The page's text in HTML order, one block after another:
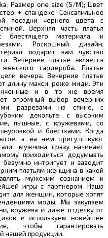
Размер one size (S/M); Цвет
+ спандекс; Сексапильное
посадки черного цвета с
Верхняя часть платья
блестящего материала, и
Роскошный дизайн,
подарит вам чувство
Вечернее платье является
гардероба. Платье
вечера. Вечерние платье
длину макси, реже миди. Эти
и в то же время
огромный выбор вечерних
разрезами на спине, с
декольте, с высоким
пышные, с кружевами, со
и блестками. Когда
а на нем присутствуют
мужчина сразу начинает
приходиться додумывть
интригует и заводит
платьям женщина в какой
мужским сознанием и
игры с партнером. Наша
для женщин, которые хотят
моды. Мы закупаем
кружева и даже отделку от
и используем новейшее
чтобы гарантировать
нашей продукции.